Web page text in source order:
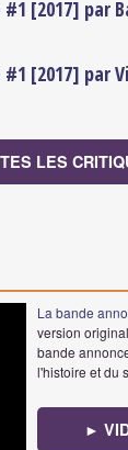
[2017] par
[2017] par
LES
La bande
version
bande
l'histoire et du
►